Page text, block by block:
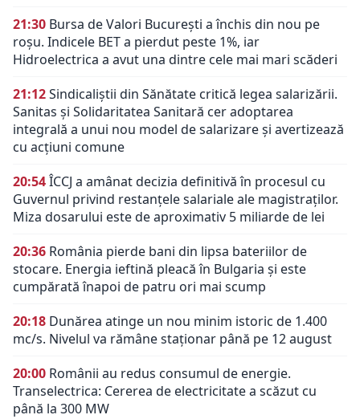
21:30 Bursa de Valori București a închis din nou pe
roșu. Indicele BET a pierdut peste 1%, iar
Hidroelectrica a avut una dintre cele mai mari scăderi
21:12Sindicaliștii din Sănătate critică legea salarizării.
Sanitas și Solidaritatea Sanitară cer adoptarea
integrală a unui nou model de salarizare și avertizează
cu acțiuni comune
20:54ÎCCJ a amânat decizia definitivă în procesul cu
Guvernul privind restanțele salariale ale magistraților.
Miza dosarului este de aproximativ 5 miliarde de lei
20:36 România pierde bani din lipsa bateriilor de
stocare. Energia ieftină pleacă în Bulgaria și este
cumpărată înapoi de patru ori mai scump
20:18 Dunărea atinge un nou minim istoric de 1.400
mc/s. Nivelul va rămâne staționar până pe 12 august
20:00 Românii au redus consumul de energie.
Transelectrica: Cererea de electricitate a scăzut cu
până la 300 MW